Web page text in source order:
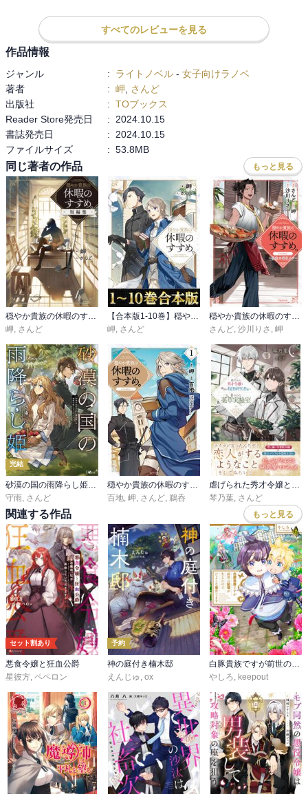
すべてのレビューを見る
作品情報
ジャンル : ライトノベル - 女子向けラノベ
著者
: 岬
さんど
出版社
: TOブックス
Reader Store発売日
:
2024.10.15
書誌発売日
:
2024.10.15
ファイルサイズ
: 53.8MB
同じ著者の作品 もっと見る
穏やか貴族の休暇のすすめ。短編集
岬, さんど
【合本版1-10巻】穏やか貴族の休暇のすすめ。
岬, さんど
穏やか貴族の休暇のすすめ。@COMIC ～宿主の毎日メシ～
さんど, 沙川りさ , 岬
完結
守雨 さんど
百地 岬 さんど 鵜呑
琴乃葉 さんど
関連する作品 もっと見る
セット割あり
悪食令嬢と狂血公爵
星彼方, ペペロン
予約
神の庭付き楠木邸
えんじゅ, ox
白豚貴族ですが前世の記憶が生えたのでひよこな弟育てます
やしろ, keepout